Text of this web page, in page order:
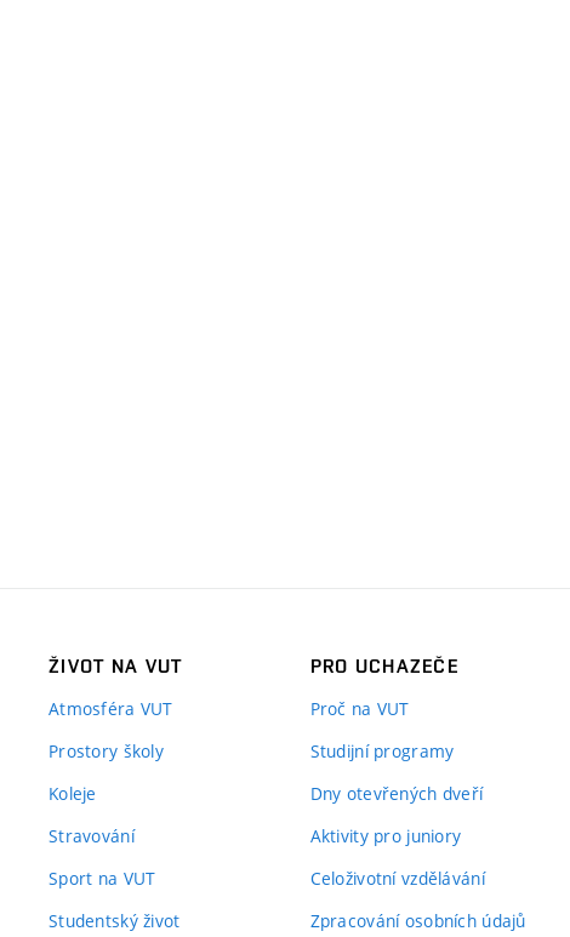
ŽIVOT NA VUT
Atmosféra VUT
Prostory školy
Koleje
Stravování
Sport na VUT
Studentský život
PRO UCHAZEČE
Proč na VUT
Studijní programy
Dny otevřených dveří
Aktivity pro juniory
Celoživotní vzdělávání
Zpracování osobních údajů